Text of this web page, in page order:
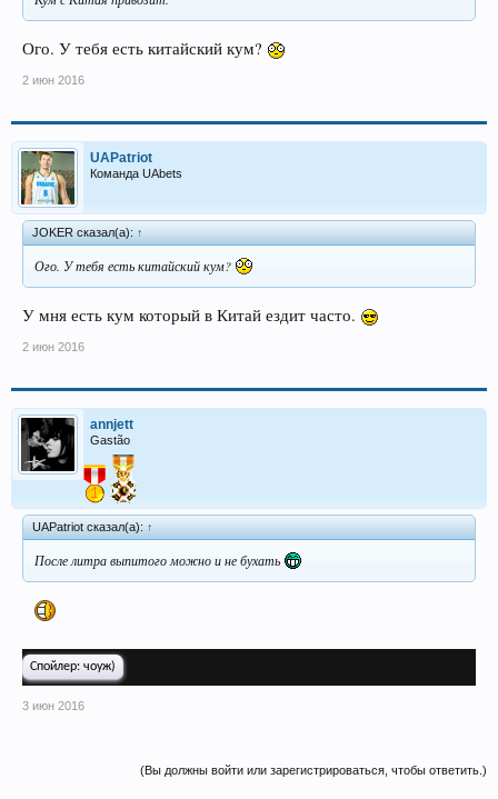
Ого. У тебя есть китайский кум?
2 июн 2016
UAPatriot
Команда UAbets
JOKER сказал(а): ↑
Ого. У тебя есть китайский кум?
У мня есть кум который в Китай ездит часто.
2 июн 2016
annjett
Gastão
UAPatriot сказал(а): ↑
После литра выпитого можно и не бухать
Спойлер: чоуж)
3 июн 2016
(Вы должны войти или зарегистрироваться, чтобы ответить.)